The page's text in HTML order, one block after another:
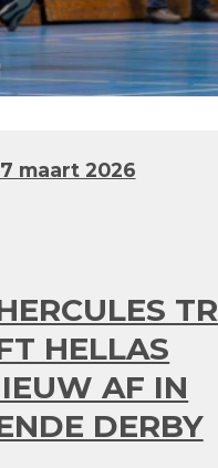
TR
HELLAS
AF IN
DERBY
maart 2026